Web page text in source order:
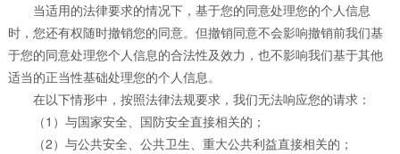
当适用的法律要求的情况下，基于您的同意处理您的个人信息
时，您还有权随时撤销您的同意。但撤销同意不会影响撤销前我们基
于您的同意处理您个人信息的合法性及效力，也不影响我们基于其他
适当的正当性基础处理您的个人信息。
在以下情形中，按照法律法规要求，我们无法响应您的请求：
（1）与国家安全、国防安全直接相关的；
（2）与公共安全、公共卫生、重大公共利益直接相关的；